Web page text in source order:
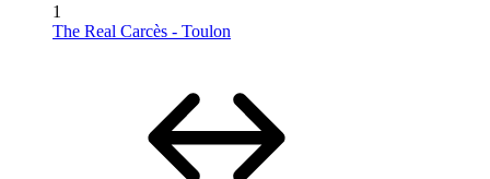
1
The Real Carcès - Toulon